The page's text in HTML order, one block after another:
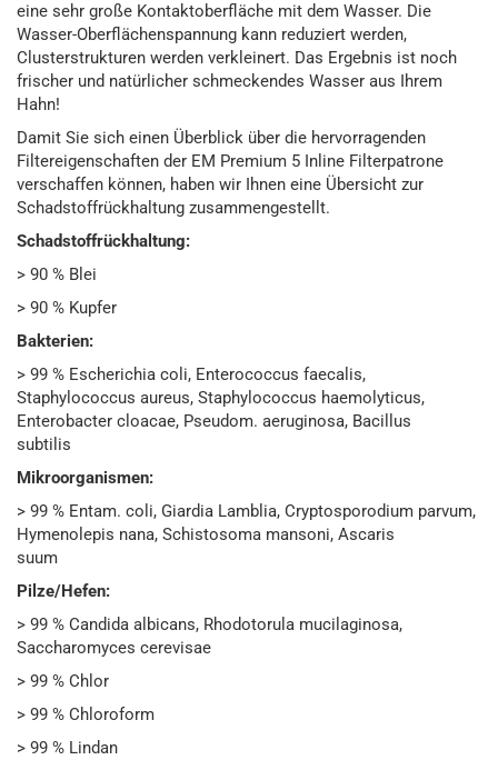
eine sehr große Kontaktoberfläche mit dem Wasser. Die
Wasser-Oberflächenspannung kann reduziert werden,
Clusterstrukturen werden verkleinert. Das Ergebnis ist noch
frischer und natürlicher schmeckendes Wasser aus Ihrem
Hahn!
Damit Sie sich einen Überblick über die hervorragenden
Filtereigenschaften der EM Premium 5 Inline Filterpatrone
verschaffen können, haben wir Ihnen eine Übersicht zur
Schadstoffrückhaltung zusammengestellt.
Schadstoffrückhaltung:
> 90 % Blei
> 90 % Kupfer
Bakterien:
> 99 % Escherichia coli, Enterococcus faecalis,
Staphylococcus aureus, Staphylococcus haemolyticus,
Enterobacter cloacae, Pseudom. aeruginosa, Bacillus
subtilis
Mikroorganismen:
> 99 % Entam. coli, Giardia Lamblia, Cryptosporodium parvum,
Hymenolepis nana, Schistosoma mansoni, Ascaris
suum
Pilze/Hefen:
> 99 % Candida albicans, Rhodotorula mucilaginosa,
Saccharomyces cerevisae
> 99 % Chlor
> 99 % Chloroform
> 99 % Lindan